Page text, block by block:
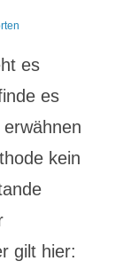
es
es
kein
gilt hier: